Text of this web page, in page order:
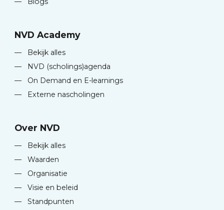
NVD Academy
—
Bekijk alles
—
NVD (scholings)agenda
—
On Demand en E-learnings
—
Externe nascholingen
Over NVD
—
Bekijk alles
—
Waarden
—
Organisatie
—
Visie en beleid
—
Standpunten